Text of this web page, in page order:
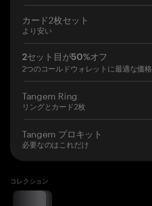
カード2枚セット
より安い
2セット目が50%オフ
2つのコールドウォレットに最適な価格
Tangem Ring
リングとカード2枚
Tangem プロキット
必要なのはこれだけ
コレクション